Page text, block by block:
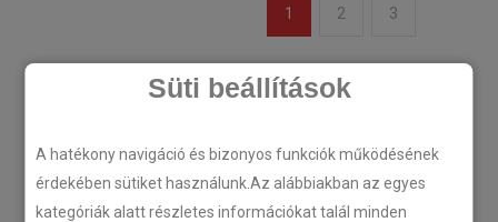
Süti beállítások
A hatékony navigáció és bizonyos funkciók működésének
érdekében sütiket használunk.Az alábbiakban az egyes
kategóriák alatt részletes információkat talál minden
1 2 3
Plug’n’Play tempomat ISUZU